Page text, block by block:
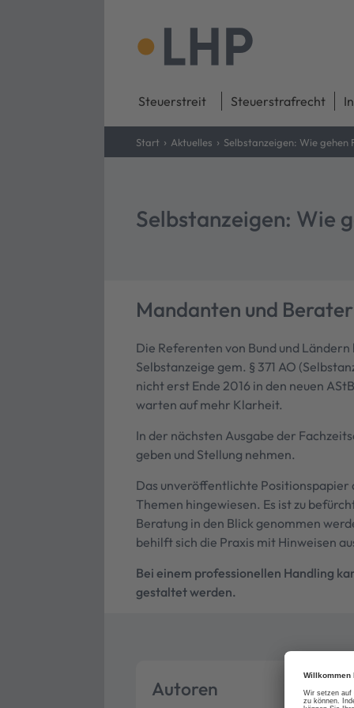
Steuerstreit Steuerstrafrecht
Start › Aktuelles › Selbstanzeigen: Wie
Selbstanzeigen: Wie
Mandanten und
Die Referenten von Bund und
Selbstanzeige gem. § 371 AO
nicht erst Ende 2016 in den neuen
warten auf mehr Klarheit.
In der nächsten Ausgabe der
geben und Stellung nehmen.
Das unveröffentlichte Positionspapier
Themen hingewiesen. Es ist zu
Beratung in den Blick genommen
behilft sich die Praxis mit Hinweisen
Bei einem professionellen Handling
gestaltet werden.
Autoren